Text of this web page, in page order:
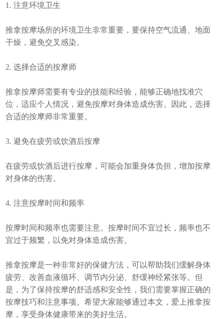
1. 注意环境卫生
推拿按摩场所的环境卫生非常重要，要保持空气流通、地面
干燥，避免交叉感染。
2. 选择合适的按摩师
推拿按摩师需要有专业的技能和经验，能够正确地找准穴
位，适应个人情况，避免按摩对身体造成伤害。因此，选择
合适的按摩师非常重要。
3. 避免在疲劳或饮酒后按摩
在疲劳或饮酒后进行按摩，可能会加重身体负担，增加按摩
对身体的伤害。
4. 注意按摩时间和频率
按摩时间和频率也需要注意。按摩时间不宜过长，频率也不
宜过于频繁，以免对身体造成伤害。
推拿按摩是一种非常好的保健方法，可以帮助我们缓解身体
疲劳、改善血液循环、调节内分泌、舒缓神经紧张等。但
是，为了保持按摩的舒适感和安全性，我们需要掌握正确的
按摩技巧和注意事项。希望大家能够通过本文，爱上推拿按
摩，享受身体健康带来的美好生活。